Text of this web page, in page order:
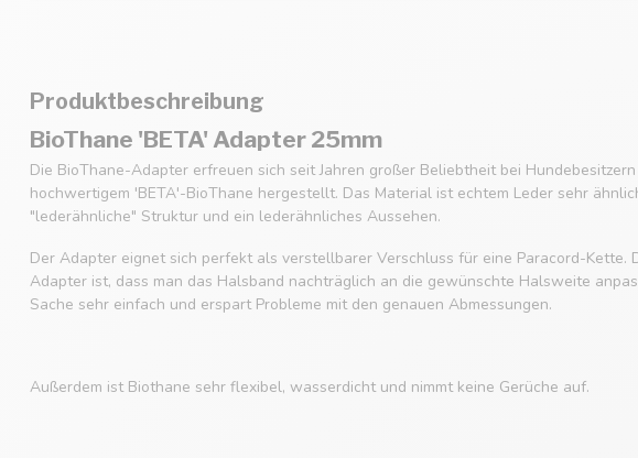
Produktbeschreibung
BioThane 'BETA' Adapter 25mm
Die BioThane-Adapter erfreuen sich seit Jahren großer Beliebtheit bei
hochwertigem 'BETA'-BioThane hergestellt. Das Material ist echtem Leder sehr
"lederähnliche" Struktur und ein lederähnliches Aussehen.
Der Adapter eignet sich perfekt als verstellbarer Verschluss für eine Paracord-Kette.
Adapter ist, dass man das Halsband nachträglich an die gewünschte Halsweite
Sache sehr einfach und erspart Probleme mit den genauen Abmessungen.
Außerdem ist Biothane sehr flexibel, wasserdicht und nimmt keine Gerüche auf.